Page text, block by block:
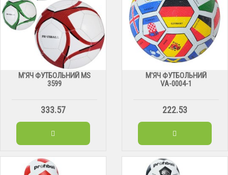
М'ЯЧ ФУТБОЛЬНИЙ MS
3599
333.57
М'ЯЧ ФУТБОЛЬНИЙ
VА-0004-1
222.53